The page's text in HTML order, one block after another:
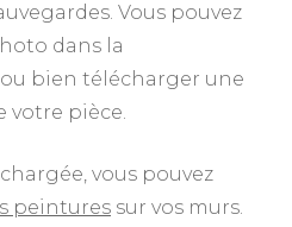
Vous pouvez
dans la
bien télécharger une
votre pièce.
vous pouvez
peintures sur vos murs.